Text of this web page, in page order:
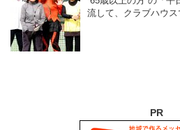
流して、クラブハウス
PR